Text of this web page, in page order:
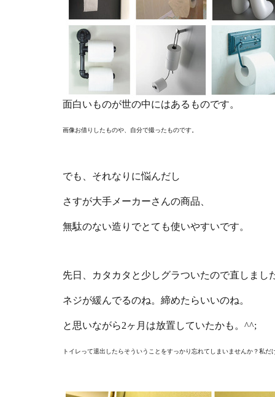
面白いものが世の中にはあるものです。
画像お借りしたものや、自分で撮ったものです。
でも、それなりに悩んだし
さすが大手メーカーさんの商品、
無駄のない造りでとても使いやすいです。
先日、カタカタと少しグラついたので直しまし
ネジが緩んでるのね。締めたらいいのね。
と思いながら2ヶ月は放置していたかも。^^;
トイレって退出したらそういうことをすっかり忘れてしまいませんか？私だ